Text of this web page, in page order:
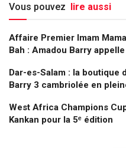
Vous pouvez lire aussi
Affaire Premier Imam
Bah : Amadou Barry
Dar-es-Salam : la boutique
Barry 3 cambriolée en
West Africa Champions
Kankan pour la 5ᵉ édition